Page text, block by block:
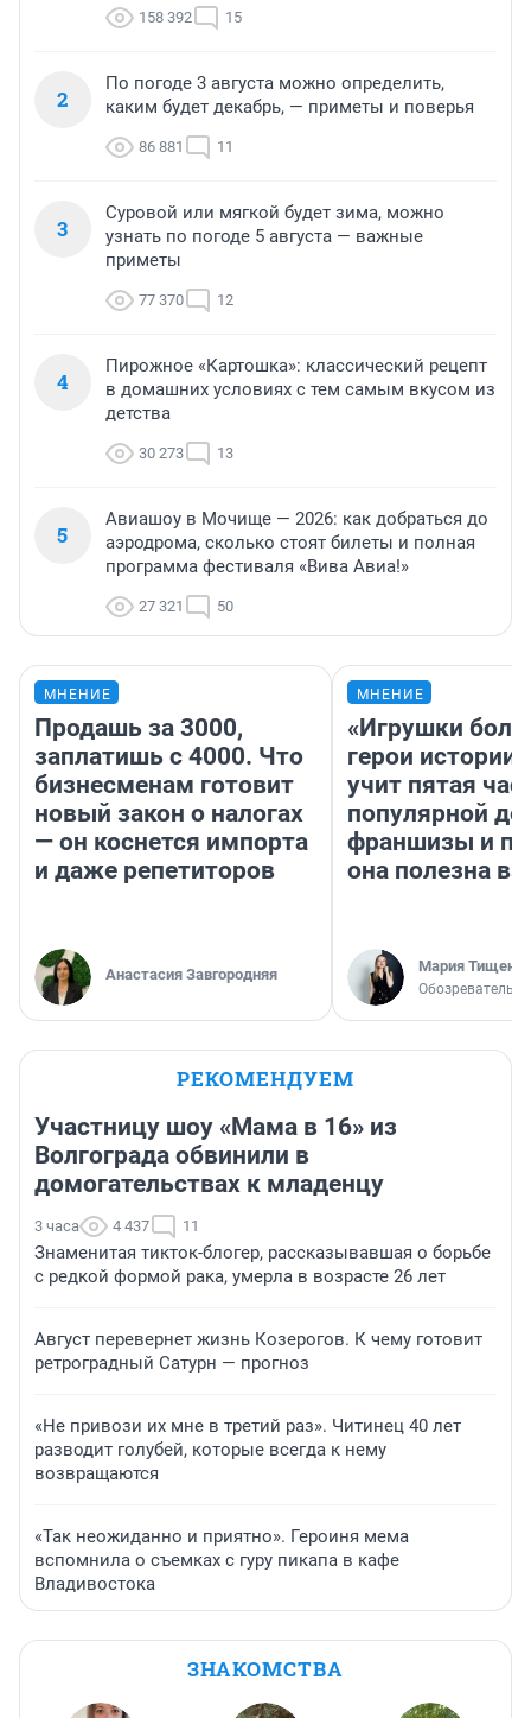
158 392 15
2
По погоде 3 августа можно определить,
каким будет декабрь, — приметы и поверья
86 881 11
3
Суровой или мягкой будет зима, можно
узнать по погоде 5 августа — важные
приметы
77 370 12
4
Пирожное «Картошка»: классический рецепт
в домашних условиях с тем самым вкусом из
детства
30 273 13
5
Авиашоу в Мочище — 2026: как добраться до
аэродрома, сколько стоят билеты и полная
программа фестиваля «Вива Авиа!»
27 321 50
МНЕНИЕ
Продашь за 3000,
заплатишь с 4000. Что
бизнесменам готовит
новый закон о налогах
— он коснется импорта
и даже репетиторов
Анастасия Завгородняя
МНЕНИЕ
«Игрушки
герои
учит пятая
популярной
франшизы и
она полезна
Мария Тищенко
Обозреватель
РЕКОМЕНДУЕМ
Участницу шоу «Мама в 16» из
Волгограда обвинили в
домогательствах к младенцу
3 часа 4 437 11
Знаменитая тикток-блогер, рассказывавшая о борьбе
с редкой формой рака, умерла в возрасте 26 лет
Август перевернет жизнь Козерогов. К чему готовит
ретроградный Сатурн — прогноз
«Не привози их мне в третий раз». Читинец 40 лет
разводит голубей, которые всегда к нему
возвращаются
«Так неожиданно и приятно». Героиня мема
вспомнила о съемках с гуру пикапа в кафе
Владивостока
ЗНАКОМСТВА